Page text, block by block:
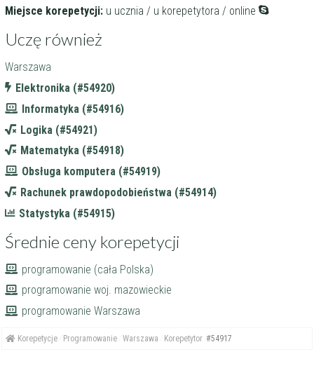
Miejsce korepetycji: u ucznia / u korepetytora / online
Uczę również
Warszawa
Elektronika (#54920)
Informatyka (#54916)
Logika (#54921)
Matematyka (#54918)
Obsługa komputera (#54919)
Rachunek prawdopodobieństwa (#54914)
Statystyka (#54915)
Średnie ceny korepetycji
programowanie (cała Polska)
programowanie woj. mazowieckie
programowanie Warszawa
Korepetycje Programowanie Warszawa Korepetytor #54917